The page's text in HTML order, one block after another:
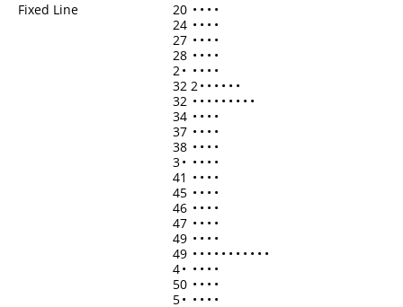
Fixed Line
20 • • • •
24 • • • •
27 • • • •
28 • • • •
2• • • • •
32 2• • • • • •
32 • • • • • • • • •
34 • • • •
37 • • • •
38 • • • •
3• • • • •
41 • • • •
45 • • • •
46 • • • •
47 • • • •
49 • • • •
49 • • • • • • • • • • •
4• • • • •
50 • • • •
5• • • • •